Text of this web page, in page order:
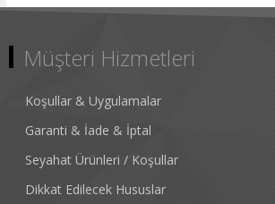
Müşteri Hizmetleri
Koşullar & Uygulamalar
Garanti & İade & İptal
Seyahat Ürünleri / Koşullar
Dikkat Edilecek Hususlar